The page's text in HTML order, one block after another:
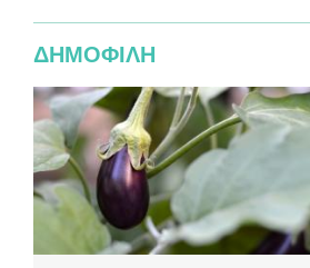
ΔΗΜΟΦΙΛΗ